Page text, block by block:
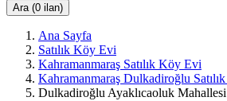
Ara (0 ilan)
Ana Sayfa
Satılık Köy Evi
Kahramanmaraş Satılık Köy Evi
Kahramanmaraş Dulkadiroğlu
Dulkadiroğlu Ayaklıcaoluk